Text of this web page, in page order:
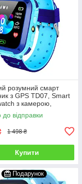
розумний смарт
з GPS TD07, Smart
з камерою,
телефон для дітей
до відправки
1 498 ₴
Купити
Подарунок